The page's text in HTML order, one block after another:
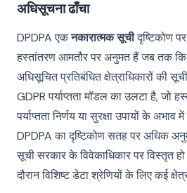
अधिसूचना ढाँचा
DPDPA एकनकारात्मक सूचीदृष्टिकोण
हस्तांतरण आमतौर पर अनुमत हैं जब तक कि
अधिसूचित प्रतिबंधित क्षेत्राधिकारों की
GDPR पर्याप्तता मॉडल का उलटा है, जो
पर्याप्तता निर्णय या सुरक्षा उपायों के अभाव
DPDPA का दृष्टिकोण सतह पर अधिक
सूची सरकार के विवेकाधिकार पर विस्तृत
दौरान विशिष्ट डेटा श्रेणियों के लिए कई